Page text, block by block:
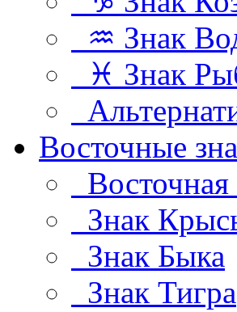
♒ Знак
♓ Знак
Восточные
Восточная
Знак
Знак Быка
Знак Тигра